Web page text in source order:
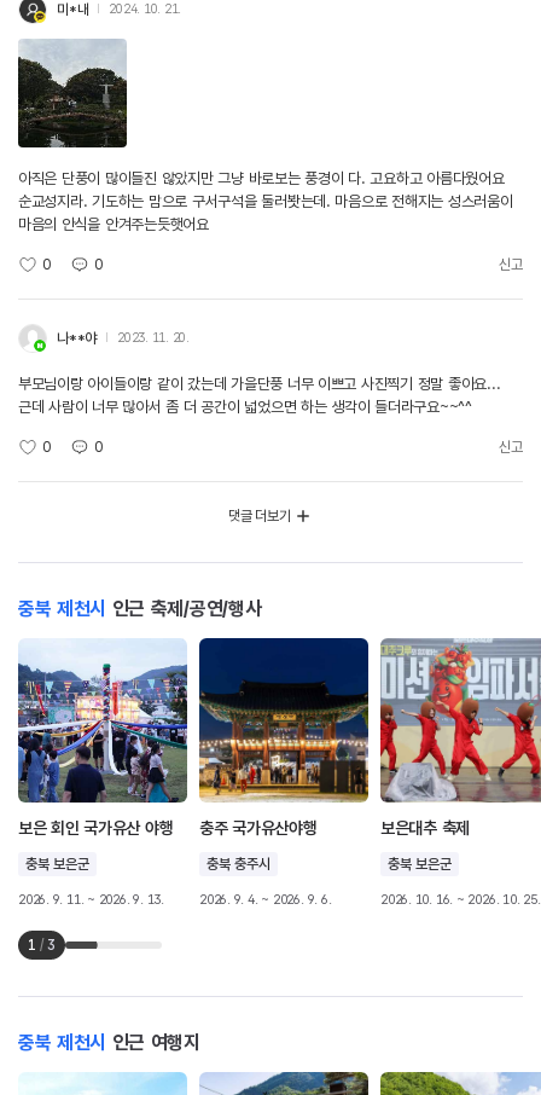
미*내 2024. 10. 21.
아직은 단풍이 많이들진 않았지만 그냥 바로보는 풍경이 다. 고요하고 아름다웠어요
순교성지라. 기도하는 맘으로 구서구석을 둘러봣는데. 마음으로 전해지는 성스러움이
마음의 안식을 안겨주는듯햇어요
0 0 신고
나**야 2023. 11. 20.
부모님이랑 아이들이랑 같이 갔는데 가을단풍 너무 이쁘고 사진찍기 정말 좋아요...
근데 사람이 너무 많아서 좀 더 공간이 넓었으면 하는 생각이 들더라구요~~^^
0 0 신고
댓글 더보기
충북 제천시 인근 축제/공연/행사
보은 회인 국가유산 야행
충북 보은군
2026. 9. 11. ~ 2026. 9. 13.
충주 국가유산야행
충북 충주시
2026. 9. 4. ~ 2026. 9. 6.
보은대추 축제
충북 보은군
2026. 10. 16. ~ 2026. 10. 25.
1 / 3
충북 제천시 인근 여행지